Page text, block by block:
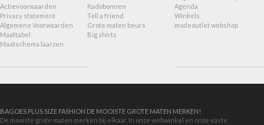
Actievoorwaarden
Privacy statement
Algemene Voorwaarden
Maattabel
Maatschema laarzen
Kadobonnen
Tell a friend
Grote maten beurs
Big shirts
Agenda
Winkels
modeoutlet webshop
BAGOES PLUS SIZE FASHION DE MOOISTE GROTE MATEN MERKEN!
De mooiste grote maten merken bij elkaar. In onze webwinkel en onze vaste